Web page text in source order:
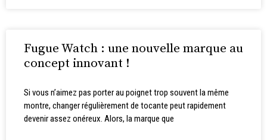
Fugue Watch : une nouvelle marque au
concept innovant !
Si vous n’aimez pas porter au poignet trop souvent la même
montre, changer régulièrement de tocante peut rapidement
devenir assez onéreux. Alors, la marque que